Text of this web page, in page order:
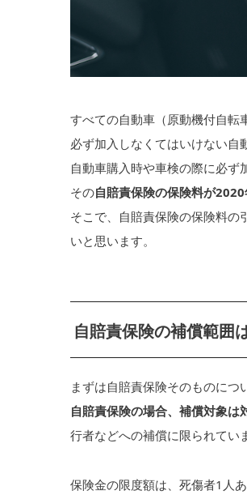
すべての自動車（原動機付自転
必ず加入しなくてはいけない自
自動車購入時や車検の際に必ず
その自賠責保険の保険料が
そこで、自賠責保険の保険料の
いと思います。
自賠責保険の補償範囲
まずは自賠責保険そのものにつ
自賠責保険の場合、補償対象は
行者などへの補償に限られてい
保険金の限度額は、死傷者1人